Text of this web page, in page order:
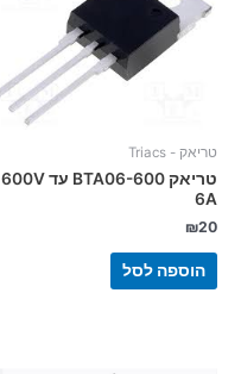
טריאק - Triacs
טריאק BTA06-600 עד 600V
6A
₪20
הוספה לסל